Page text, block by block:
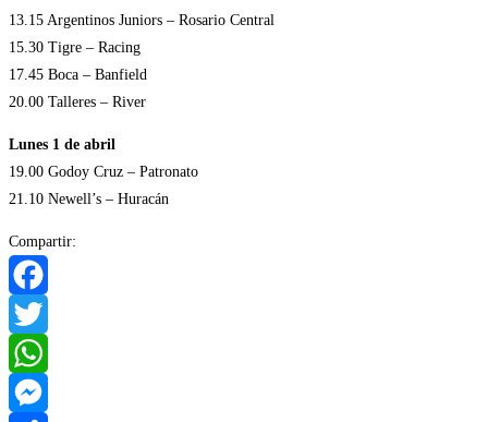
13.15 Argentinos Juniors – Rosario Central
15.30 Tigre – Racing
17.45 Boca – Banfield
20.00 Talleres – River
Lunes 1 de abril
19.00 Godoy Cruz – Patronato
21.10 Newell’s – Huracán
Compartir:
Facebook
Twitter
WhatsApp